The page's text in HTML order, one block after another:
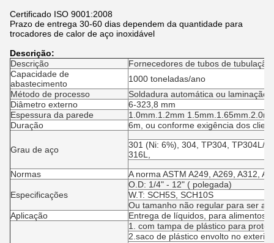
Certificado ISO 9001:2008
Prazo de entrega 30-60 dias dependem da quantidade para
trocadores de calor de aço inoxidável
Descrição:
Descrição
Fornecedores de tubos de
Capacidade de
abastecimento
1000 toneladas/ano
Método de processo
Soldadura automática ou laminação
Diâmetro externo
6-323,8 mm
Espessura da parede
1.0mm.1.2mm
Duração
6m, ou conforme exigência dos
Grau de aço
301 (Ni: 6%), 304, TP304, TP304L/
316L,
Normas
A norma ASTM A249, A269, A312,
Especificações
O.D: 1/4" - 12" ( polegada)
W.T: SCH5S, SCH10S
Ou tamanho não regular para ser
Aplicação
Entrega de líquidos, para alimentos,
1. com tampa de plástico para
2.saco de plástico envolto no